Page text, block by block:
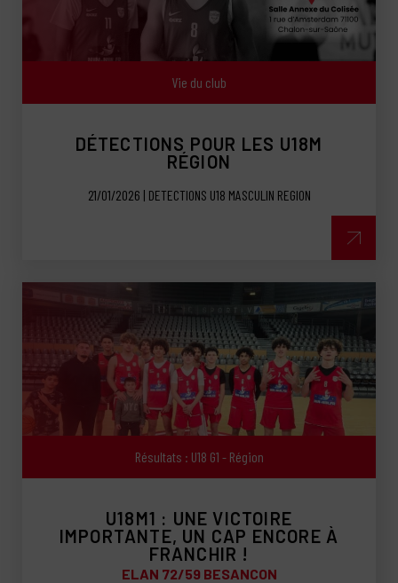
Vie du club
DÉTECTIONS POUR LES U18M
RÉGION
21/01/2026 | DETECTIONS U18 MASCULIN REGION
Résultats : U18 G1 - Région
U18M1 : UNE VICTOIRE
IMPORTANTE, UN CAP ENCORE À
FRANCHIR !
ELAN 72/59 BESANCON